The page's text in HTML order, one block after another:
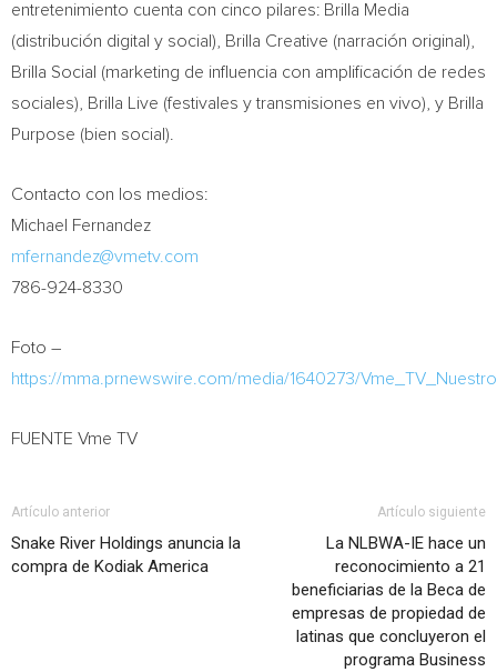
entretenimiento cuenta con cinco pilares: Brilla Media
(distribución digital y social), Brilla Creative (narración original),
Brilla Social (marketing de influencia con amplificación de redes
sociales), Brilla Live (festivales y transmisiones en vivo), y Brilla
Purpose (bien social).
Contacto con los medios:
Michael Fernandez
mfernandez@vmetv.com
786-924-8330
Foto –
https://mma.prnewswire.com/media/1640273/
FUENTE Vme TV
Artículo anterior
Snake River Holdings anuncia la
compra de Kodiak America
Artículo siguiente
La NLBWA-IE hace un
reconocimiento a 21
beneficiarias de la Beca de
empresas de propiedad de
latinas que concluyeron el
programa Business